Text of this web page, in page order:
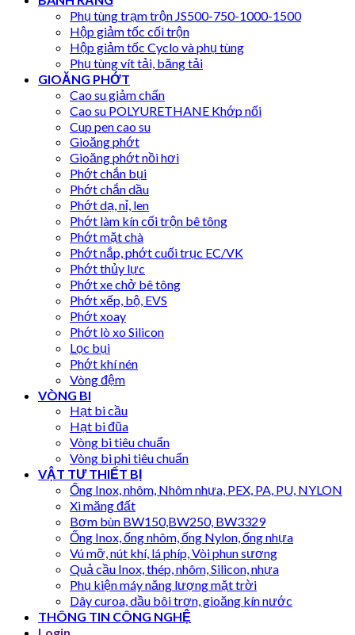
Phụ tùng trạm trộn JS500-750-1000-1500
Hộp giảm tốc cối trộn
Hộp giảm tốc Cyclo và phụ tùng
Phụ tùng vít tải, băng tải
GIOĂNG PHỚT
Cao su giảm chấn
Cao su POLYURETHANE Khớp nối
Cup pen cao su
Gioăng phớt
Gioăng phớt nồi hơi
Phớt chắn bụi
Phớt chắn dầu
Phớt dạ, nỉ, len
Phớt làm kín cối trộn bê tông
Phớt mặt chà
Phớt nắp, phớt cuối trục EC/VK
Phớt thủy lực
Phớt xe chở bê tông
Phớt xếp, bộ, EVS
Phớt xoay
Phớt lò xo Silicon
Lọc bụi
Phớt khí nén
Vòng đệm
VÒNG BI
Hạt bi cầu
Hạt bi đũa
Vòng bi tiêu chuẩn
Vòng bi phi tiêu chuẩn
VẬT TƯ THIẾT BỊ
Ống Inox, nhôm, Nhôm nhựa, PEX, PA, PU, NYLON
Xi măng đất
Bơm bùn BW150,BW250, BW3329
Ống Inox, ống nhôm, ống Nylon, ống nhựa
Vú mỡ, nút khí, lá phíp, Vòi phun sương
Quả cầu Inox, thép, nhôm, Silicon, nhựa
Phụ kiện máy năng lượng mặt trời
Dây curoa, dầu bôi trơn, gioăng kín nước
THÔNG TIN CÔNG NGHỆ